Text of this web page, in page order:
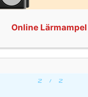
Online Lärmampel